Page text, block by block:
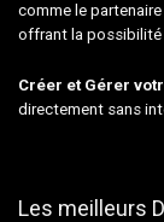
comme le
offrant la possibilité
Créer et Gérer
directement sans
Les meilleurs